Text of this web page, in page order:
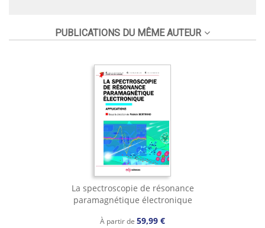
PUBLICATIONS DU MÊME AUTEUR
La spectroscopie de résonance
paramagnétique électronique
À partir de 59,99 €